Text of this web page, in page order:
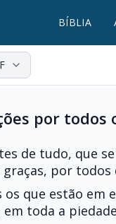
BÍBLIA
por todos
de tudo, que
por todos
que estão em
toda a